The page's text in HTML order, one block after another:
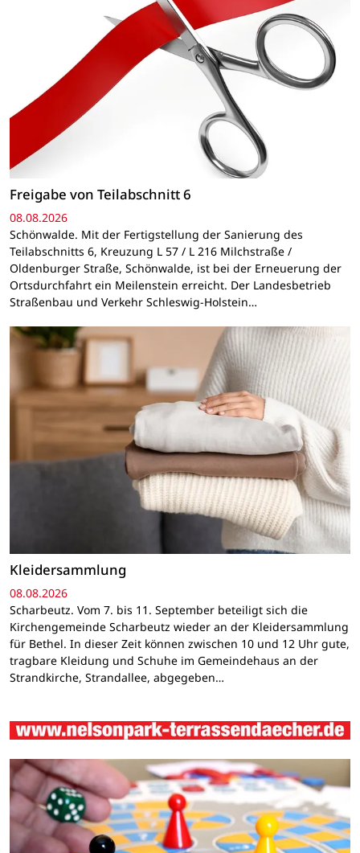
Freigabe von Teilabschnitt 6
08.08.2026
Schönwalde. Mit der Fertigstellung der Sanierung des
Teilabschnitts 6, Kreuzung L 57 / L 216 Milchstraße /
Oldenburger Straße, Schönwalde, ist bei der Erneuerung der
Ortsdurchfahrt ein Meilenstein erreicht. Der Landesbetrieb
Straßenbau und Verkehr Schleswig-Holstein…
Kleidersammlung
08.08.2026
Scharbeutz. Vom 7. bis 11. September beteiligt sich die
Kirchengemeinde Scharbeutz wieder an der Kleidersammlung
für Bethel. In dieser Zeit können zwischen 10 und 12 Uhr gute,
tragbare Kleidung und Schuhe im Gemeindehaus an der
Strandkirche, Strandallee, abgegeben…